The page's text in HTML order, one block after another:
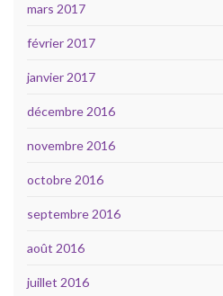
mars 2017
février 2017
janvier 2017
décembre 2016
novembre 2016
octobre 2016
septembre 2016
août 2016
juillet 2016